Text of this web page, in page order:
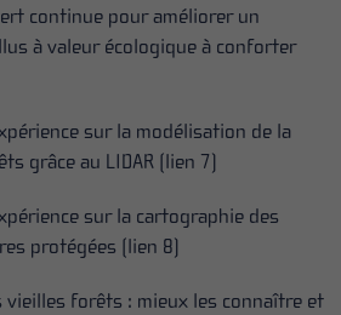
continue pour améliorer un
à valeur écologique à conforter
sur la modélisation de la
grâce au LIDAR (lien 7)
sur la cartographie des
protégées (lien 8)
vieilles forêts : mieux les connaître et